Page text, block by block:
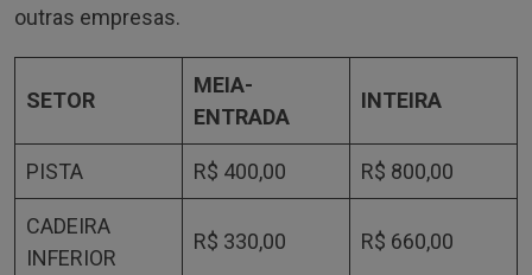
outras empresas.
SETOR
MEIA-
ENTRADA
INTEIRA
PISTA R$ 400,00 R$ 800,00
CADEIRA
INFERIOR
R$ 330,00 R$ 660,00